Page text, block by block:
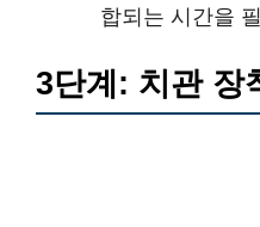
합되는 시간을
3단계: 치관 장